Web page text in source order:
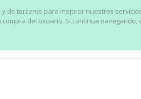
de terceros para mejorar nuestros
del usuario. Si continua